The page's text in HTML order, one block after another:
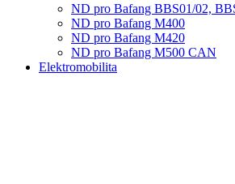
ND pro Bafang BBS01/02,
ND pro Bafang M400
ND pro Bafang M420
ND pro Bafang M500 CAN
Elektromobilita